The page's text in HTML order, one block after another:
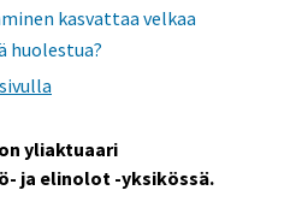
kasvattaa velkaa
huolestua?
yliaktuaari
ja elinolot -yksikössä.